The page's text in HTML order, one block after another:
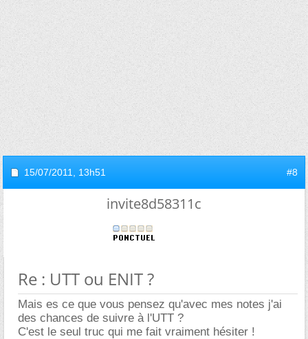
15/07/2011, 13h51 #8
invite8d58311c
Re : UTT ou ENIT ?
Mais es ce que vous pensez qu'avec mes notes j'ai
des chances de suivre à l'UTT ?
C'est le seul truc qui me fait vraiment hésiter !